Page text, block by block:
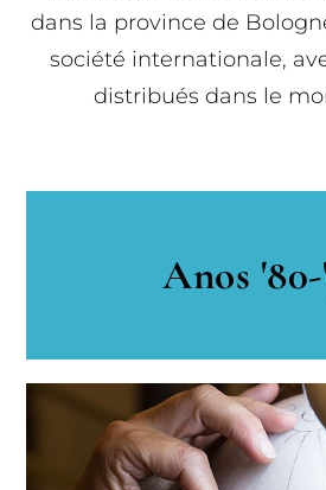
dans la province de
société internationale,
distribués dans le
Anos